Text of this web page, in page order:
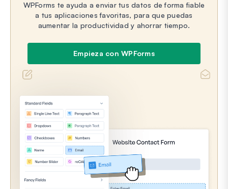
WPForms te ayuda a enviar tus datos de forma fiable
a tus aplicaciones favoritas, para que puedas
aumentar la productividad y ahorrar tiempo.
Empieza con WPForms